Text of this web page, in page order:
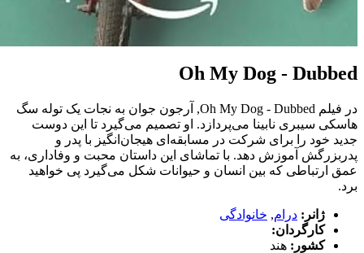
Oh My Dog - Dubbed
در فیلم Oh My Dog - Dubbed, آرجون جوان به نجات یک توله سگ
هاسکی سیبری نابینا می‌پردازد. او تصمیم می‌گیرد تا این دوست
جدید خود را برای شرکت در مسابقه‌ای هیجان‌انگیز با پدر و
پدربزرگش آموزش دهد. با تماشای این داستان محبت و وفاداری، به
عمق ارتباطی که بین انسان و حیوانات شکل می‌گیرد پی خواهید
برد.
ژانر: درام, خانوادگی
کارگردان:
کشور: هند